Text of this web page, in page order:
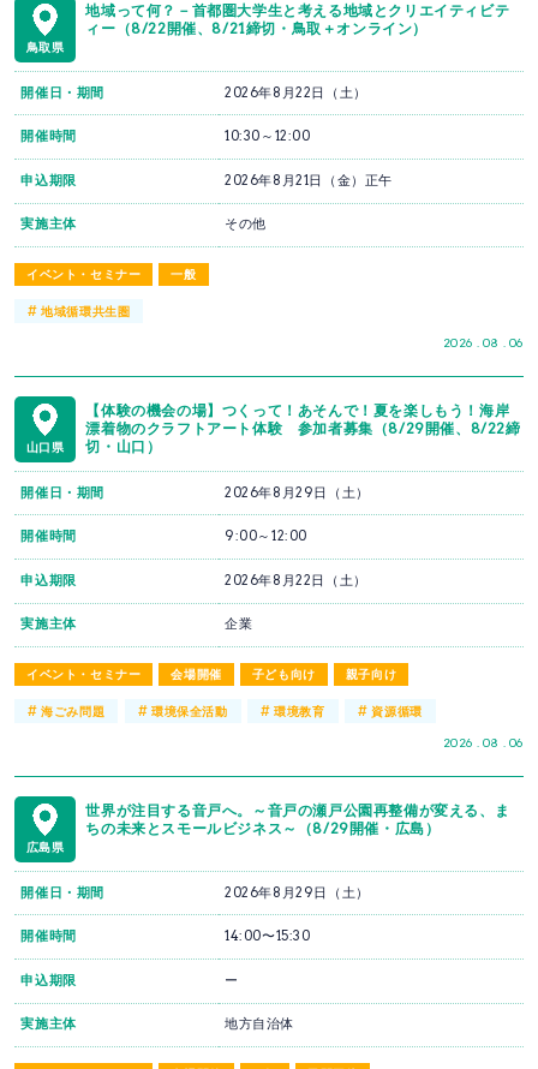
鳥取県
地域って何？－首都圏大学生と考える地域とクリエイティビテ
ィー（8/22開催、8/21締切・鳥取＋オンライン）
イベント・セミナー 一般
2026 . 08 . 06
開催日・期間 2026年8月22日（土）
開催時間 10:30～12:00
申込期限 2026年8月21日（金）正午
実施主体 その他
#地域循環共生圏
山口県
【体験の機会の場】つくって！あそんで！夏を楽しもう！海岸
漂着物のクラフトアート体験 参加者募集（8/29開催、8/22締
切・山口）
イベント・セミナー 会場開催 子ども向け 親子向け
2026 . 08 . 06
開催日・期間 2026年8月29日（土）
開催時間 9:00～12:00
申込期限 2026年8月22日（土）
実施主体 企業
#海ごみ問題 # 環境保全活動 #環境教育 #資源循環
広島県
世界が注目する音戸へ。～音戸の瀬戸公園再整備が変える、ま
ちの未来とスモールビジネス～（8/29開催・広島）
開催日・期間 2026年8月29日（土）
開催時間 14:00〜15:30
申込期限 ー
実施主体 地方自治体